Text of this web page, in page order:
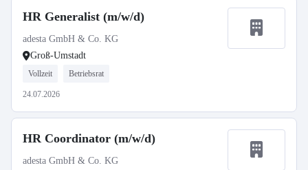
HR Generalist (m/w/d)
adesta GmbH & Co. KG
Groß-Umstadt
Vollzeit Betriebsrat
24.07.2026
HR Coordinator (m/w/d)
adesta GmbH & Co. KG